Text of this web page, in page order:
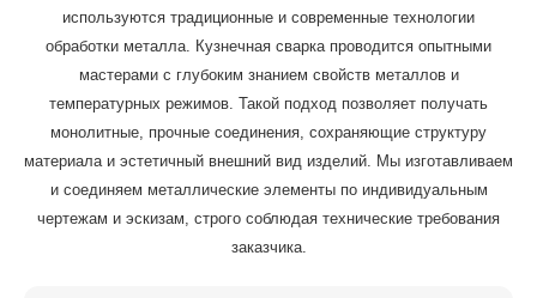
используются традиционные и современные технологии
обработки металла. Кузнечная сварка проводится опытными
мастерами с глубоким знанием свойств металлов и
температурных режимов. Такой подход позволяет получать
монолитные, прочные соединения, сохраняющие структуру
материала и эстетичный внешний вид изделий. Мы изготавливаем
и соединяем металлические элементы по индивидуальным
чертежам и эскизам, строго соблюдая технические требования
заказчика.